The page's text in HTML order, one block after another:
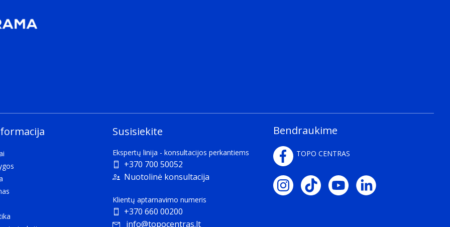
and/or supplies.
Susisiekite
Ekspertų linija - konsultacijos perkantiems
+370 700 50052
Nuotolinė konsultacija
Klientų aptarnavimo numeris
+370 660 00200
info@topocentras.lt
Bendraukime
TOPO CENTRAS